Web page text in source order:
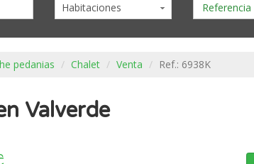
Habitaciones
pedanias Chalet Venta Ref.: 6938K
Valverde